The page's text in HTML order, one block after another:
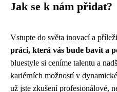
Jak se k nám přidat?
Vstupte do světa inovací a
práci, která vás bude bavit a
bluestyle si ceníme talentu a
kariérních možností v
už jste zkušení profesionálové,